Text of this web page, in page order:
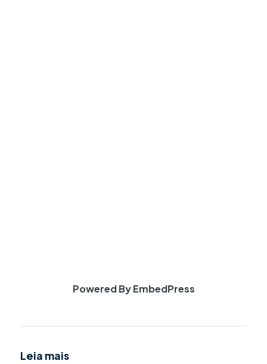
Powered By EmbedPress
Leia mais